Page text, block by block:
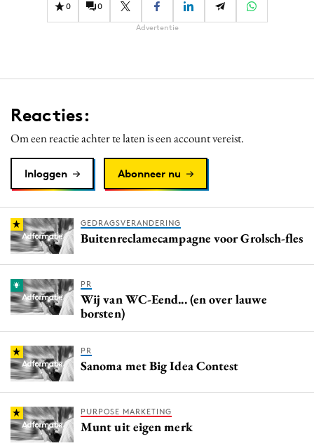
0 0
Advertentie
Reacties:
Om een reactie achter te laten is een account vereist.
Inloggen Abonneer nu
GEDRAGSVERANDERING
Buitenreclamecampagne voor Grolsch-fles
PR
Wij van WC-Eend... (en over lauwe
borsten)
PR
Sanoma met Big Idea Contest
PURPOSE MARKETING
Munt uit eigen merk